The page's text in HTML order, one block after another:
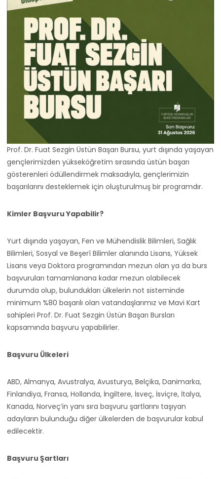
Prof. Dr. Fuat Sezgin Üstün Başarı Bursu, yurt dışında yaşayan
gençlerimizden yükseköğretim sırasında üstün başarı
gösterenleri ödüllendirmek maksadıyla, gençlerimizin
başarılarını desteklemek için oluşturulmuş bir programdır.
Kimler Başvuru Yapabilir?
Yurt dışında yaşayan, Fen ve Mühendislik Bilimleri, Sağlık
Bilimleri, Sosyal ve Beşerî Bilimler alanında Lisans, Yüksek
Lisans veya Doktora programından mezun olan ya da burs
başvuruları tamamlanana kadar mezun olabilecek
durumda olup, bulundukları ülkelerin not sisteminde
minimum %80 başarılı olan vatandaşlarımız ve Mavi Kart
sahipleri Prof. Dr. Fuat Sezgin Üstün Başarı Bursları
kapsamında başvuru yapabilirler.
Başvuru Ülkeleri
ABD, Almanya, Avustralya, Avusturya, Belçika, Danimarka,
Finlandiya, Fransa, Hollanda, İngiltere, İsveç, İsviçre, İtalya,
Kanada, Norveç’in yanı sıra başvuru şartlarını taşıyan
adayların bulunduğu diğer ülkelerden de başvurular kabul
edilecektir.
Başvuru Şartları